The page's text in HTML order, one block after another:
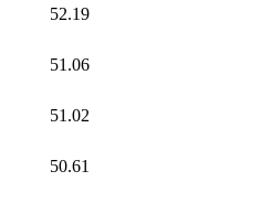
52.19
51.06
51.02
50.61